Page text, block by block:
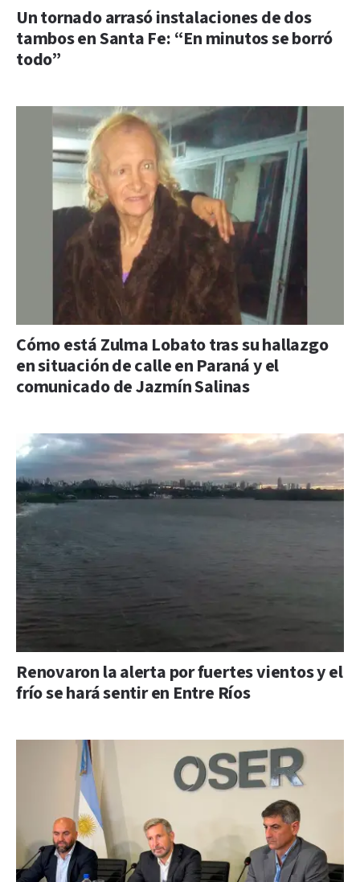
Un tornado arrasó instalaciones de dos
tambos en Santa Fe: “En minutos se borró
todo”
Cómo está Zulma Lobato tras su hallazgo
en situación de calle en Paraná y el
comunicado de Jazmín Salinas
Renovaron la alerta por fuertes vientos y el
frío se hará sentir en Entre Ríos